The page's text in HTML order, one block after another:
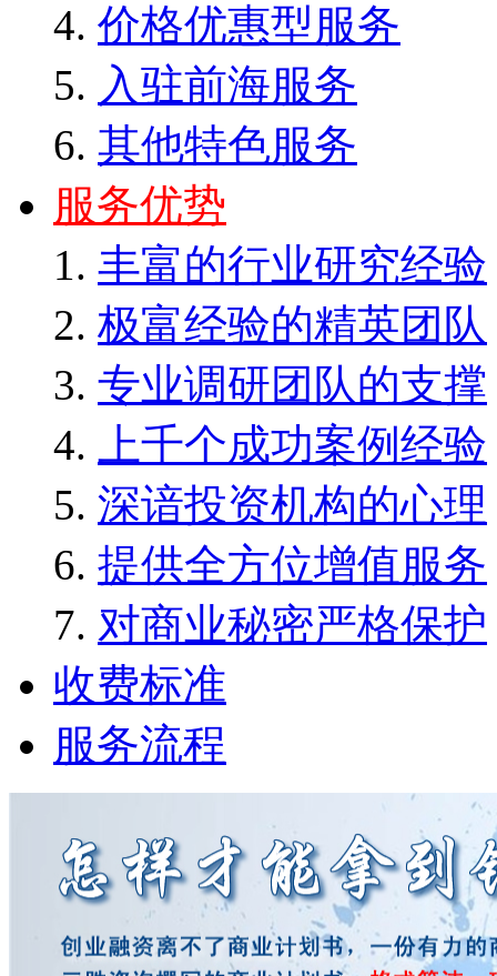
价格优惠型服务
入驻前海服务
其他特色服务
服务优势
丰富的行业研究经验
极富经验的精英团队
专业调研团队的支撑
上千个成功案例经验
深谙投资机构的心理
提供全方位增值服务
对商业秘密严格保护
收费标准
服务流程